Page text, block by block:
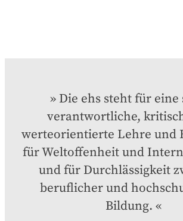
Die ehs steht für eine
verantwortliche,
werteorientierte Lehre und
für Weltoffenheit und
und für Durchlässigkeit
beruflicher und
Bildung.